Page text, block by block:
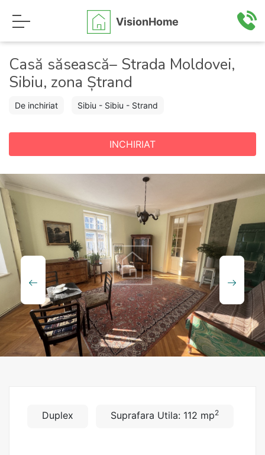
VisionHome
Casă săsească– Strada Moldovei,
Sibiu, zona Ștrand
De inchiriat Sibiu - Sibiu - Strand
INCHIRIAT
Duplex Suprafara Utila: 112 mp2